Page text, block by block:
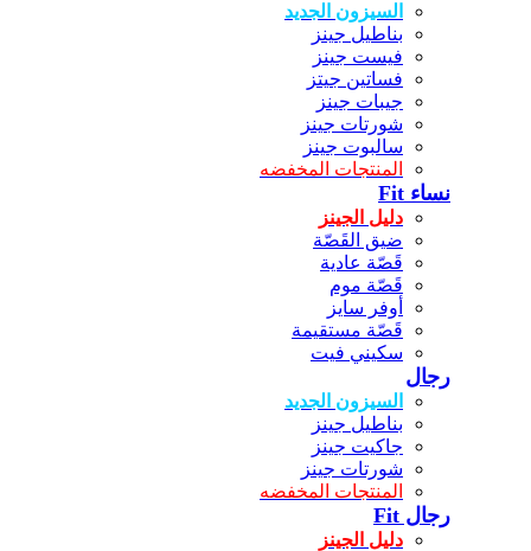
السيزون الجديد
بناطيل جينز
فيست جينز
فساتين جيتز
جيبات جينز
شورتات جينز
سالبوت جينز
المنتجات المخفضه
نساء Fit
دليل الجينز
ضيق القَصّة
قَصّة عادية
قَصّة موم
أوفر سايز
قَصّة مستقيمة
سكيني فيت
رجال
السيزون الجديد
بناطيل جينز
جاكيت جينز
شورتات جينز
المنتجات المخفضه
رجال Fit
دليل الجينز